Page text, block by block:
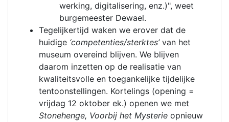
werking, digitalisering, enz.)", weet
burgemeester Dewael.
Tegelijkertijd waken we erover dat de
huidige ‘competenties/sterktes’van het
museum overeind blijven. We blijven
daarom inzetten op de realisatie van
kwaliteitsvolle en toegankelijke tijdelijke
tentoonstellingen. Kortelings (opening =
vrijdag 12 oktober ek.) openen we met
Stonehenge, Voorbij het Mysterie opnieuw